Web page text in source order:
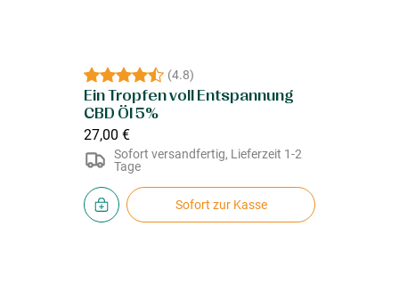
(4.8)
Ein Tropfen voll Entspannung
CBD Öl 5%
27,00 €
Sofort versandfertig, Lieferzeit 1-2
Tage
Sofort zur Kasse